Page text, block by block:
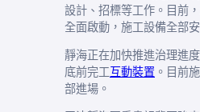
設計、招標等工作。目前
全面啟動，施工設備全部
靜海正在加快推進治理進
底前完工 互動裝置 。目前施
部進場。